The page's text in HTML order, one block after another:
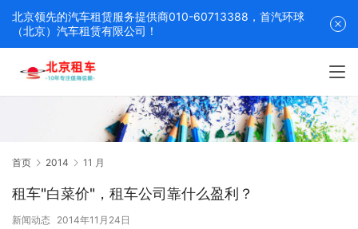
首页 2014 11 月
租车"白菜价"，租车公司靠什么盈利？
新闻动态 2014年11月24日
北京领先的汽车租赁服务提供商010-60713388，首汽环球
（北京）汽车租赁有限公司！